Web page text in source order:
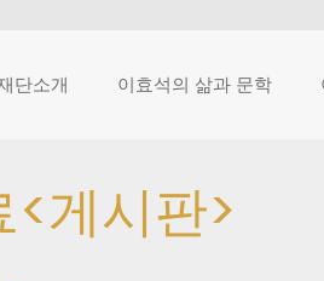
단소개 이효석의 삶과 문학
<게시판>